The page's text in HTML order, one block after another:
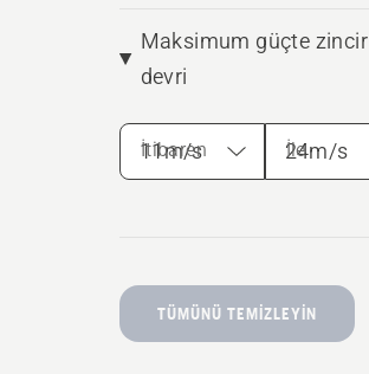
Maksimum güçte zincir
devri
İtibaren İle
TÜMÜNÜ TEMIZLEYIN